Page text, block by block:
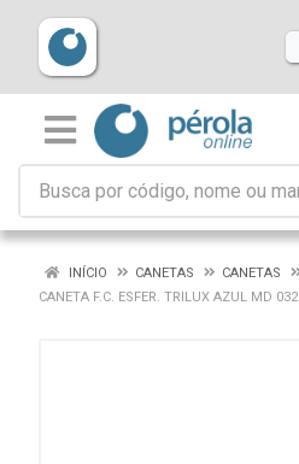
INÍCIO CANETAS
CANETAS
CANETA F.C. ESFER. TRILUX AZUL MD 032